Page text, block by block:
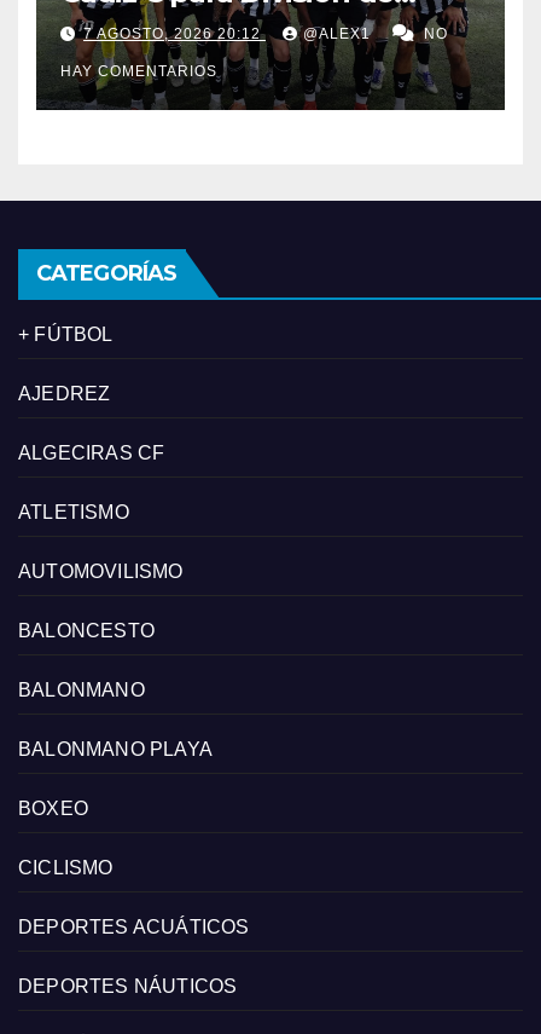
Honor y ofrece su plaza en
Primera al filial de la RB
Linense
7 AGOSTO, 2026 20:12 @ALEX1 NO
HAY COMENTARIOS
CATEGORÍAS
+ FÚTBOL
AJEDREZ
ALGECIRAS CF
ATLETISMO
AUTOMOVILISMO
BALONCESTO
BALONMANO
BALONMANO PLAYA
BOXEO
CICLISMO
DEPORTES ACUÁTICOS
DEPORTES NÁUTICOS